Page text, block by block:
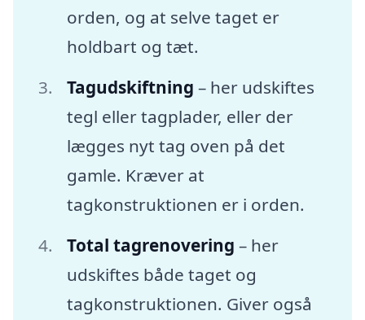
orden, og at selve taget er
holdbart og tæt.
Tagudskiftning – her udskiftes
tegl eller tagplader, eller der
lægges nyt tag oven på det
gamle. Kræver at
tagkonstruktionen er i orden.
Total tagrenovering – her
udskiftes både taget og
tagkonstruktionen. Giver også